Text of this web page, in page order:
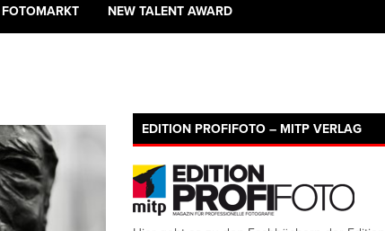
FOTOMARKT NEW TALENT AWARD
EDITION PROFIFOTO – MITP VERLAG